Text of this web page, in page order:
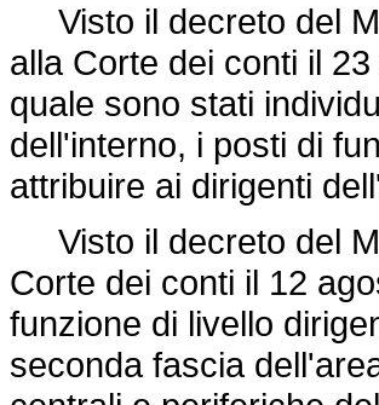
Visto il decreto del
alla Corte dei conti il
quale sono stati
dell'interno, i posti di
attribuire ai dirigenti
Visto il decreto del
Corte dei conti il 12
funzione di livello
seconda fascia